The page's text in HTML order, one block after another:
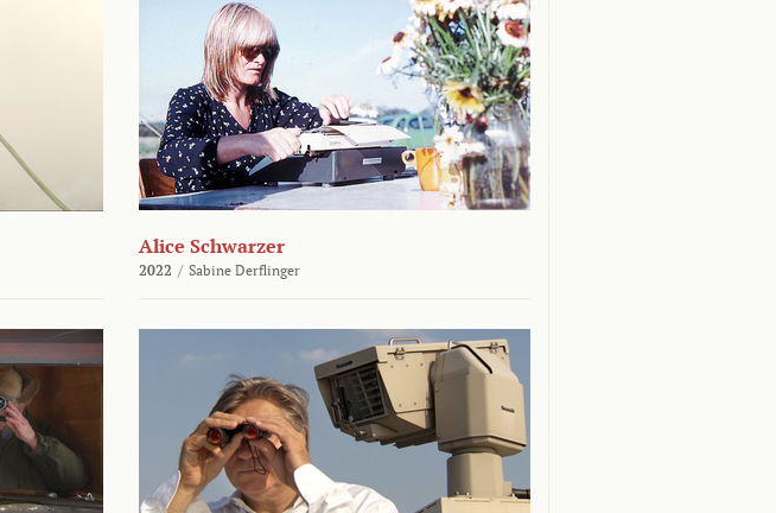
Alice Schwarzer
2022 / Sabine Derflinger